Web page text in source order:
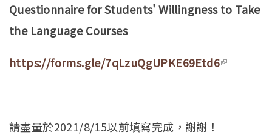
Questionnaire for Students' Willingness to Take
the Language Courses
https://forms.gle/7qLzuQgUPKE69Etd6(link is
請盡量於2021/8/15以前填寫完成，謝謝！